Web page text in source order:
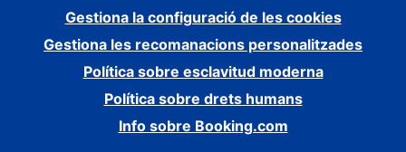
Gestiona la configuració de les cookies
Gestiona les recomanacions personalitzades
Política sobre esclavitud moderna
Política sobre drets humans
Info sobre Booking.com